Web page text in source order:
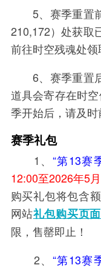
5、赛季重置前
210,172）处获取
前往时空残魂处领
6、赛季重置后
道具会寄存在时
季开始后，请及时
赛季礼包
1、 “第13赛
12:00至2026年5
购买礼包将包含
网站礼包购买页
限，售罄即止！
2、 “第13赛